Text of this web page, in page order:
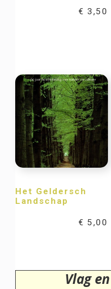
€ 3,50
Het Geldersch
Landschap
€ 5,00
Vlag